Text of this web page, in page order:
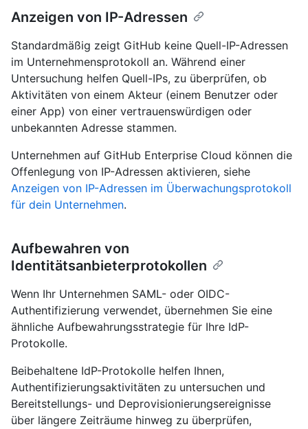
Anzeigen von IP-Adressen
Standardmäßig zeigt GitHub keine Quell-IP-Adressen
im Unternehmensprotokoll an. Während einer
Untersuchung helfen Quell-IPs, zu überprüfen, ob
Aktivitäten von einem Akteur (einem Benutzer oder
einer App) von einer vertrauenswürdigen oder
unbekannten Adresse stammen.
Unternehmen auf GitHub Enterprise Cloud können die
Offenlegung von IP-Adressen aktivieren, siehe
Anzeigen von IP-Adressen im Überwachungsprotokoll
für dein Unternehmen.
Aufbewahren von
Identitätsanbieterprotokollen
Wenn Ihr Unternehmen SAML- oder OIDC-
Authentifizierung verwendet, übernehmen Sie eine
ähnliche Aufbewahrungsstrategie für Ihre IdP-
Protokolle.
Beibehaltene IdP-Protokolle helfen Ihnen,
Authentifizierungsaktivitäten zu untersuchen und
Bereitstellungs- und Deprovisionierungsereignisse
über längere Zeiträume hinweg zu überprüfen,